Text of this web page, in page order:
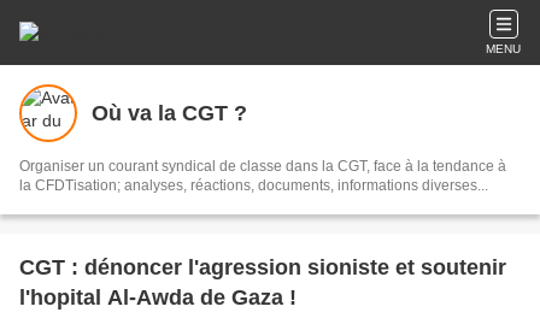
MENU
Où va la CGT ?
Organiser un courant syndical de classe dans la CGT, face à la tendance à
la CFDTisation; analyses, réactions, documents, informations diverses...
CGT : dénoncer l'agression sioniste et soutenir
l'hopital Al-Awda de Gaza !